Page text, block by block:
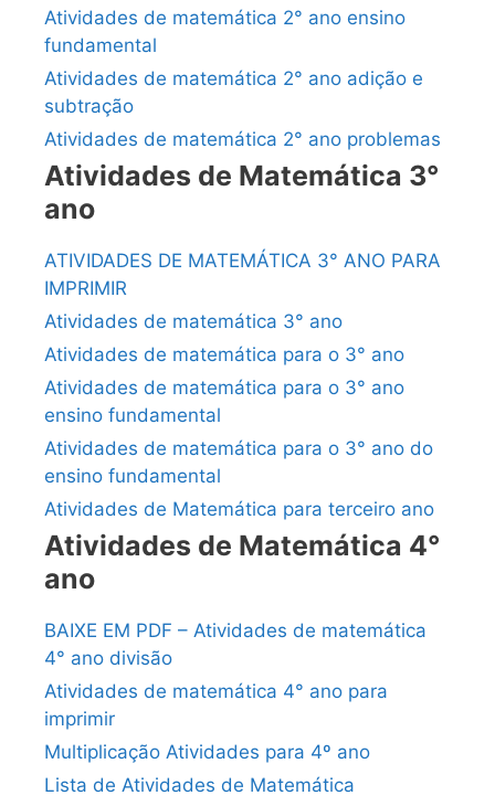
Atividades de matemática 2° ano ensino
fundamental
Atividades de matemática 2° ano adição e
subtração
Atividades de matemática 2° ano problemas
Atividades de Matemática 3°
ano
ATIVIDADES DE MATEMÁTICA 3° ANO PARA
IMPRIMIR
Atividades de matemática 3° ano
Atividades de matemática para o 3° ano
Atividades de matemática para o 3° ano
ensino fundamental
Atividades de matemática para o 3° ano do
ensino fundamental
Atividades de Matemática para terceiro ano
Atividades de Matemática 4°
ano
BAIXE EM PDF – Atividades de matemática
4° ano divisão
Atividades de matemática 4° ano para
imprimir
Multiplicação Atividades para 4º ano
Lista de Atividades de Matemática